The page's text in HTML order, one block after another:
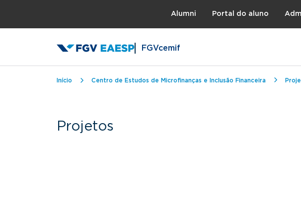
Alumni Portal do aluno
FGVcemif
Trilha de navegação
Início Centro de Estudos de Microfinanças e Inclusão Financeira
Projetos